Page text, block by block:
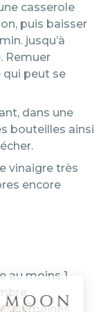
casserole
puis baisser
jusqu’à
Remuer
peut se
dans une
bouteilles ainsi
vinaigre très
encore
au moins 1
semaines